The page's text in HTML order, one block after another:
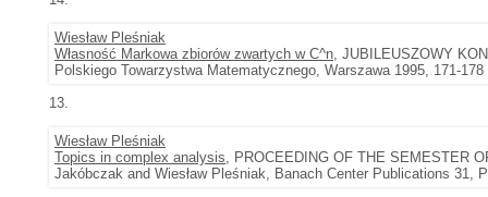
Wiesław Pleśniak
Własność Markowa zbiorów zwartych w C^n, JUBILEUSZOWY
Polskiego Towarzystwa Matematycznego, Warszawa 1995, 171-178
13.
Wiesław Pleśniak
Topics in complex analysis, PROCEEDING OF THE SEMESTER
Jakóbczak and Wiesław Pleśniak, Banach Center Publications